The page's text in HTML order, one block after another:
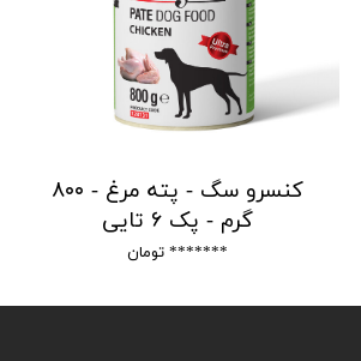
کنسرو سگ - پته مرغ - ۸۰۰
گرم - پک ۶ تایی
******* تومان